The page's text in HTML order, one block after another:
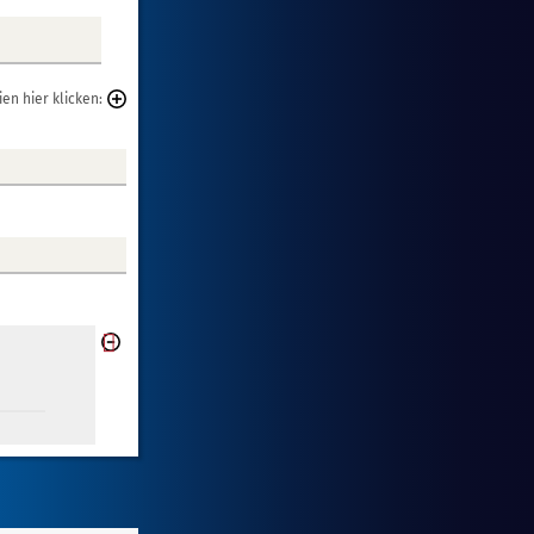
hier klicken: